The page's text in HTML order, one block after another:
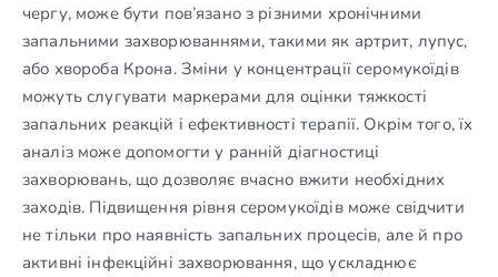
чергу, може бути пов’язано з різними хронічними
запальними захворюваннями, такими як артрит, лупус,
або хвороба Крона. Зміни у концентрації серомукоїдів
можуть слугувати маркерами для оцінки тяжкості
запальних реакцій і ефективності терапії. Окрім того, їх
аналіз може допомогти у ранній діагностиці
захворювань, що дозволяє вчасно вжити необхідних
заходів. Підвищення рівня серомукоїдів може свідчити
не тільки про наявність запальних процесів, але й про
активні інфекційні захворювання, що ускладнює